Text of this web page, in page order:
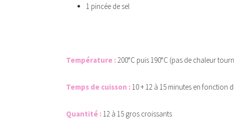
1 pincée de sel
Température : 200°C puis 190°C (pas de chaleur
Temps de cuisson : 10 + 12 à 15 minutes en
Quantité : 12 à 15 gros croissants